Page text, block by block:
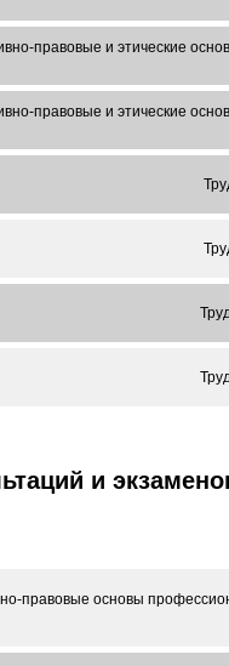
правовые и этические
правовые и этические
и
правовые основы